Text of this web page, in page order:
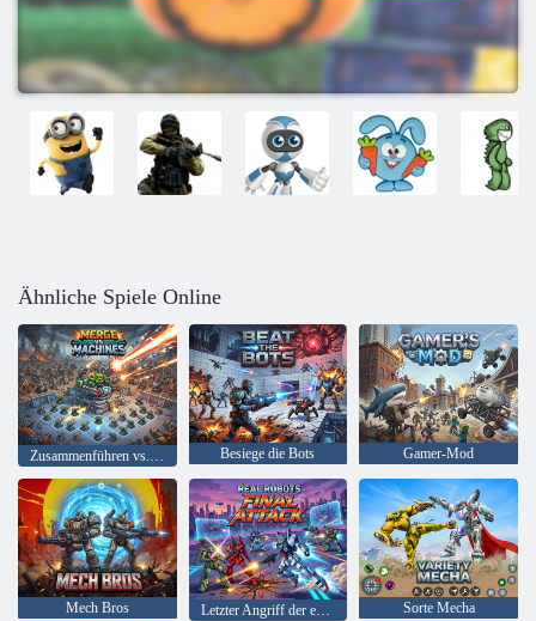
Ähnliche Spiele Online
Zusammenführen vs. Maschinen Besiege die Bots Gamer-Mod
Mech Bros Letzter Angriff der echten Roboter Sorte Mecha